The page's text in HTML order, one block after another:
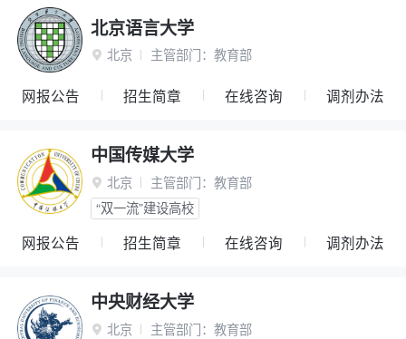
北京语言大学
 北京 主管部门： 教育部
网报公告 招生简章 在线咨询 调剂办法
中国传媒大学
 北京 主管部门： 教育部
“双一流”建设高校
网报公告 招生简章 在线咨询 调剂办法
中央财经大学
 北京 主管部门： 教育部